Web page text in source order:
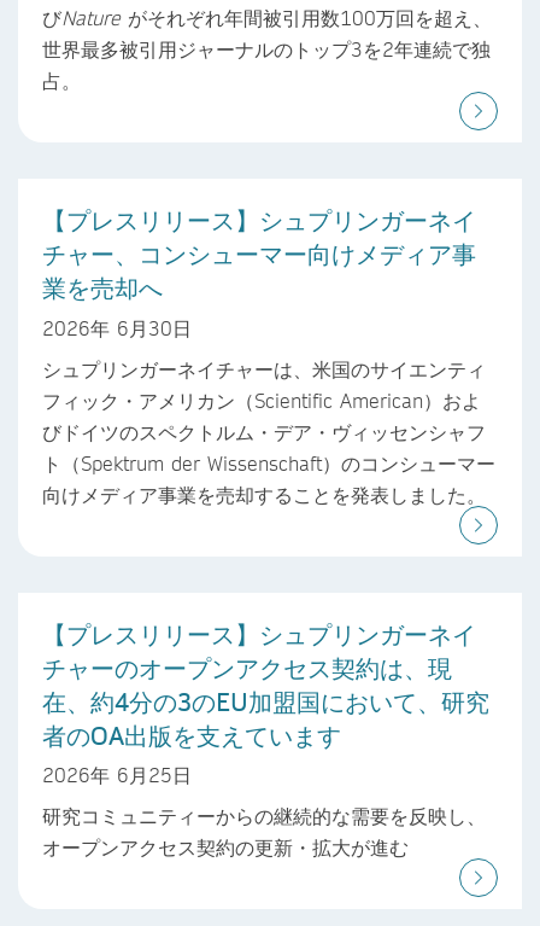
びNatureがそれぞれ年間被引用数100万回を超え、
世界最多被引用ジャーナルのトップ3を2年連続で独
占。
【プレスリリース】シュプリンガーネイ
チャー、コンシューマー向けメディア事
業を売却へ
2026年 6月30日
シュプリンガーネイチャーは、米国のサイエンティ
フィック・アメリカン（Scientific American）およ
びドイツのスペクトルム・デア・ヴィッセンシャフ
ト（Spektrum der Wissenschaft）のコンシューマー
向けメディア事業を売却することを発表しました。
【プレスリリース】シュプリンガーネイ
チャーのオープンアクセス契約は、現
在、約4分の3のEU加盟国において、研究
者のOA出版を支えています
2026年 6月25日
研究コミュニティーからの継続的な需要を反映し、
オープンアクセス契約の更新・拡大が進む